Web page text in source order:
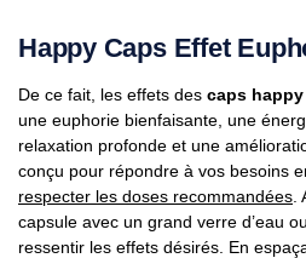
Happy Caps Effet
De ce fait, les effets des caps
une euphorie bienfaisante, une
relaxation profonde et une
conçu pour répondre à vos besoins
respecter les doses recommandées
capsule avec un grand verre d’eau
ressentir les effets désirés. En